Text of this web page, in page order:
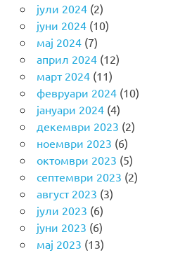
јули 2024(2)
јуни 2024(10)
мај 2024(7)
април 2024(12)
март 2024(11)
февруари 2024(10)
јануари 2024(4)
декември 2023 (2)
ноември 2023 (6)
октомври 2023 (5)
септември 2023 (2)
август 2023 (3)
јули 2023 (6)
јуни 2023 (6)
мај 2023 (13)